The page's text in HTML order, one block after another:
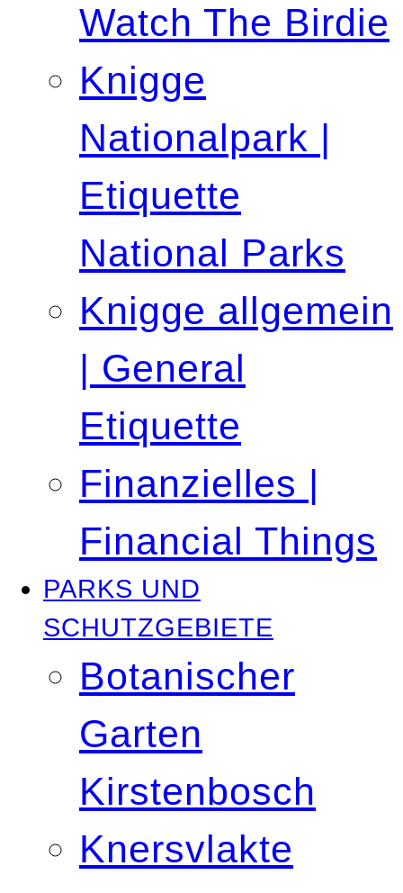
Watch The Birdie
Knigge
Nationalpark |
Etiquette
National Parks
Knigge allgemein
| General
Etiquette
Finanzielles |
Financial Things
PARKS UND
SCHUTZGEBIETE
Botanischer
Garten
Kirstenbosch
Knersvlakte